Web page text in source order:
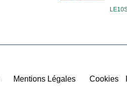
Mentions Légales Cookies